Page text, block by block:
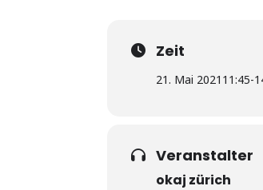
Zeit
21. Mai 2021 11:45-
Veranstalter
okaj zürich